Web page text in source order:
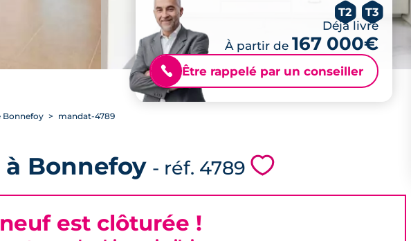
T2 T3
Déjà livré
À partir de 167 000€
📞 Être rappelé par un conseiller
Bonnefoy mandat-4789
à Bonnefoy - réf. 4789 💗
est clôturée !